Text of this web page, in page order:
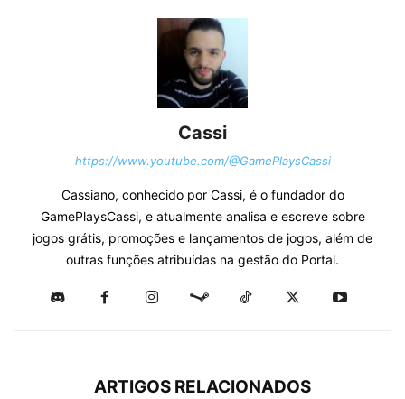
Cassi
https://www.youtube.com/@GamePlaysCassi
Cassiano, conhecido por Cassi, é o fundador do
GamePlaysCassi, e atualmente analisa e escreve sobre
jogos grátis, promoções e lançamentos de jogos, além de
outras funções atribuídas na gestão do Portal.
ARTIGOS RELACIONADOS